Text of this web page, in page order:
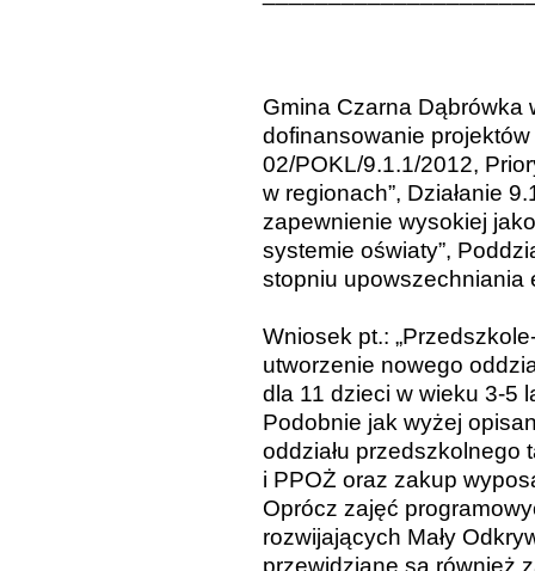
Gmina Czarna Dąbrówka
dofinansowanie
02/POKL/9.1.1/2012,
w regionach”, Działanie
zapewnienie wysokiej
systemie oświaty”,
stopniu upowszechniania
Wniosek pt.:
utworzenie nowego
dla 11 dzieci w wieku 3-5
Podobnie jak wyżej
oddziału przedszkolnego
i PPOŻ oraz zakup
Oprócz zajęć
rozwijających Mały
przewidziane są również